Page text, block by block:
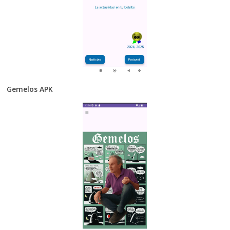
Gemelos APK